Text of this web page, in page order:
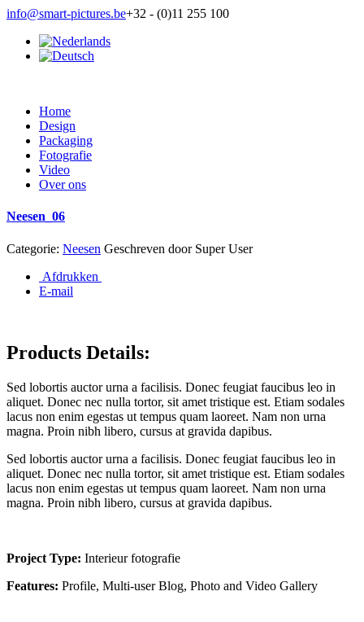
info@smart-pictures.be+32 - (0)11 255 100
Home
Design
Packaging
Fotografie
Video
Over ons
Neesen_06
Categorie: Neesen Geschreven door Super User
Afdrukken
E-mail
Products Details:
Sed lobortis auctor urna a facilisis. Donec feugiat faucibus leo in
aliquet. Donec nec nulla tortor, sit amet tristique est. Etiam sodales
lacus non enim egestas ut tempus quam laoreet. Nam non urna
magna. Proin nibh libero, cursus at gravida dapibus.
Sed lobortis auctor urna a facilisis. Donec feugiat faucibus leo in
aliquet. Donec nec nulla tortor, sit amet tristique est. Etiam sodales
lacus non enim egestas ut tempus quam laoreet. Nam non urna
magna. Proin nibh libero, cursus at gravida dapibus.
Project Type: Interieur fotografie
Features: Profile, Multi-user Blog, Photo and Video Gallery